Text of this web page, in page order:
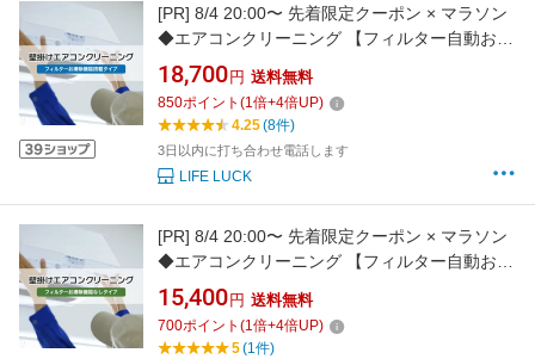
[PR] 8/4 20:00〜 先着限定クーポン × マラソン
◆エアコンクリーニング 【フィルター自動お掃
除機能搭載タイプ】 （家庭用壁掛けエアコン）
// 大掃除 クリーニング エアコン掃除 メンテナ
ンス エアコン清掃 お掃除 暖房 ほこり カビ 省
エネ 電気代節約 エコ 暖房エアコン 自
18,700 円 送料無料
850ポイント (1倍+4倍UP)
4.25(8件)
3日以内に打ち合わせ電話します
LIFE LUCK
[PR] 8/4 20:00〜 先着限定クーポン × マラソン
◆エアコンクリーニング 【フィルター自動お掃
除なしタイプ】 （家庭用壁掛けエアコン）// 大
掃除
15,400 円 送料無料
700ポイント (1倍+4倍UP)
5(1件)